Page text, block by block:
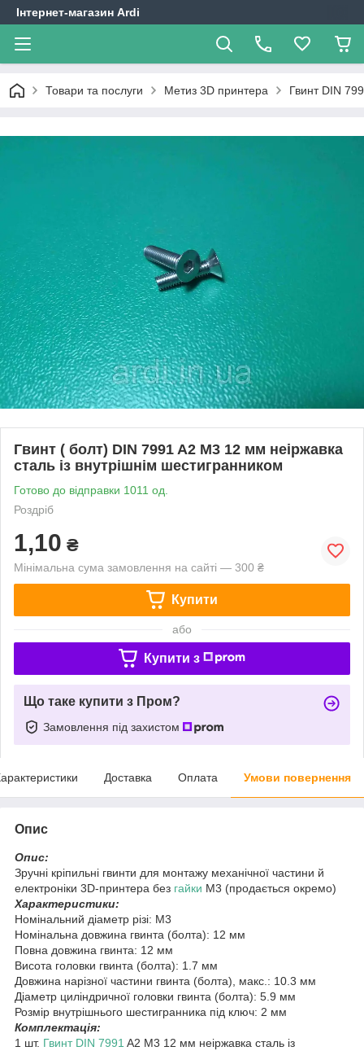
Інтернет-магазин Ardi
Товари та послуги Метиз 3D принтера Гвинт DIN
Гвинт ( болт) DIN 7991 A2 M3 12 мм неіржавка
сталь із внутрішнім шестигранником
Готово до відправки 1011 од.
Роздріб
1,10 ₴
Мінімальна сума замовлення на сайті — 300 ₴
Купити
або
Купити з
Що таке купити з Пром?
Замовлення під захистом
Доставка Оплата Умови повернення
Опис
Опис:
Зручні кріпильні гвинти для монтажу механічної частини й
електроніки 3D-принтера без гайки M3 (продається окремо)
Характеристики:
Номінальний діаметр різі: M3
Номінальна довжина гвинта (болта): 12 мм
Повна довжина гвинта: 12 мм
Висота головки гвинта (болта): 1.7 мм
Довжина нарізної частини гвинта (болта), макс.: 10.3 мм
Діаметр циліндричної головки гвинта (болта): 5.9 мм
Розмір внутрішнього шестигранника під ключ: 2 мм
Комплектація:
1 шт. Гвинт DIN 7991 A2 M3 12 мм неіржавка сталь із